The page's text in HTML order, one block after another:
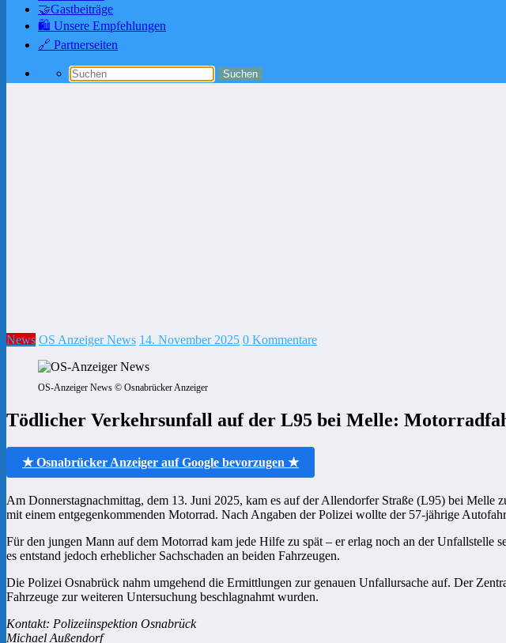
🤝Gastbeiträge
🛍️ Unsere Empfehlungen
🔗 Partnerseiten
News OS Anzeiger News 14. November 2025 0 Kommentare
OS-Anzeiger News © Osnabrücker Anzeiger
Tödlicher Verkehrsunfall auf der L95 bei Melle:
★ Osnabrücker Anzeiger auf Google bevorzugen ★
Am Donnerstagnachmittag, dem 13. Juni 2025, kam es auf der Allendorfer Straße (L95) bei
mit einem entgegenkommenden Motorrad. Nach Angaben der Polizei wollte der 57-jährige
Für den jungen Mann auf dem Motorrad kam jede Hilfe zu spät – er erlag noch an der Unfallstelle
es entstand jedoch erheblicher Sachschaden an beiden Fahrzeugen.
Die Polizei Osnabrück nahm umgehend die Ermittlungen zur genauen Unfallursache auf. Der
Fahrzeuge zur weiteren Untersuchung beschlagnahmt wurden.
Kontakt: Polizeiinspektion Osnabrück
Michael Außendorf